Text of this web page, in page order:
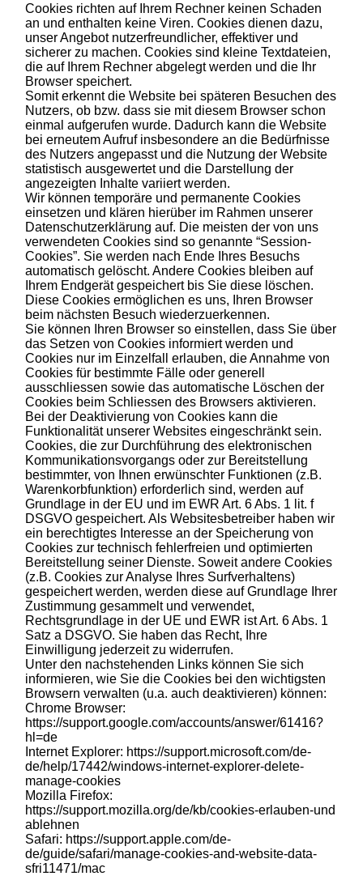
Cookies richten auf Ihrem Rechner keinen Schaden
an und enthalten keine Viren. Cookies dienen dazu,
unser Angebot nutzerfreundlicher, effektiver und
sicherer zu machen. Cookies sind kleine Textdateien,
die auf Ihrem Rechner abgelegt werden und die Ihr
Browser speichert.
Somit erkennt die Website bei späteren Besuchen des
Nutzers, ob bzw. dass sie mit diesem Browser schon
einmal aufgerufen wurde. Dadurch kann die Website
bei erneutem Aufruf insbesondere an die Bedürfnisse
des Nutzers angepasst und die Nutzung der Website
statistisch ausgewertet und die Darstellung der
angezeigten Inhalte variiert werden.
Wir können temporäre und permanente Cookies
einsetzen und klären hierüber im Rahmen unserer
Datenschutzerklärung auf. Die meisten der von uns
verwendeten Cookies sind so genannte “Session-
Cookies”. Sie werden nach Ende Ihres Besuchs
automatisch gelöscht. Andere Cookies bleiben auf
Ihrem Endgerät gespeichert bis Sie diese löschen.
Diese Cookies ermöglichen es uns, Ihren Browser
beim nächsten Besuch wiederzuerkennen.
Sie können Ihren Browser so einstellen, dass Sie über
das Setzen von Cookies informiert werden und
Cookies nur im Einzelfall erlauben, die Annahme von
Cookies für bestimmte Fälle oder generell
ausschliessen sowie das automatische Löschen der
Cookies beim Schliessen des Browsers aktivieren.
Bei der Deaktivierung von Cookies kann die
Funktionalität unserer Websites eingeschränkt sein.
Cookies, die zur Durchführung des elektronischen
Kommunikationsvorgangs oder zur Bereitstellung
bestimmter, von Ihnen erwünschter Funktionen (z.B.
Warenkorbfunktion) erforderlich sind, werden auf
Grundlage in der EU und im EWR Art. 6 Abs. 1 lit. f
DSGVO gespeichert. Als Websitesbetreiber haben wir
ein berechtigtes Interesse an der Speicherung von
Cookies zur technisch fehlerfreien und optimierten
Bereitstellung seiner Dienste. Soweit andere Cookies
(z.B. Cookies zur Analyse Ihres Surfverhaltens)
gespeichert werden, werden diese auf Grundlage Ihrer
Zustimmung gesammelt und verwendet,
Rechtsgrundlage in der UE und EWR ist Art. 6 Abs. 1
Satz a DSGVO. Sie haben das Recht, Ihre
Einwilligung jederzeit zu widerrufen.
Unter den nachstehenden Links können Sie sich
informieren, wie Sie die Cookies bei den wichtigsten
Browsern verwalten (u.a. auch deaktivieren) können:
Chrome Browser:
https://support.google.com/accounts/answer/61416?
hl=de
Internet Explorer: https://support.microsoft.com/de-
de/help/17442/windows-internet-explorer-delete-
manage-cookies
Mozilla Firefox:
https://support.mozilla.org/de/kb/cookies-erlauben-und
ablehnen
Safari: https://support.apple.com/de-
de/guide/safari/manage-cookies-and-website-data-
sfri11471/mac